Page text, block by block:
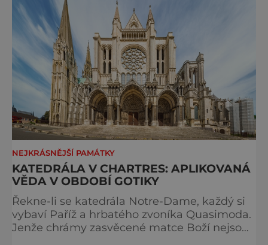
jeho existence z
NEJKRÁSNĚJŠÍ PAMÁTKY
KATEDRÁLA V CHARTRES: APLIKOVANÁ
VĚDA V OBDOBÍ GOTIKY
Řekne-li se katedrála Notre-Dame, každý si
vybaví Paříž a hrbatého zvoníka Quasimoda.
Jenže chrámy zasvěcené matce Boží nejsou